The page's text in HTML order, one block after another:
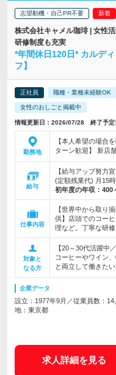
志望動機・自己PR不要
株式会社キャメル珈琲 | 女性
研修制度も充実
*年間休日120日* カルデ
フ】
正社員 職種・業種未経験OK
女性のおしごと掲載中
情報更新日：2026/07/28 終了予
勤務地
【本人希望の場合
ターン歓迎】 新店
給与
【給与アップ努力
(定額残業代) 月15
初年度の年収： 400
仕事内容
【世界中から取り
供】店頭でのコー
理など。丁寧な研
対象と
なる方
【20～30代活躍中
コーヒーやワイン
と両立して働きた
企業データ
設立：1977年9月／従業員数：
地：東京都
求人詳細を見る